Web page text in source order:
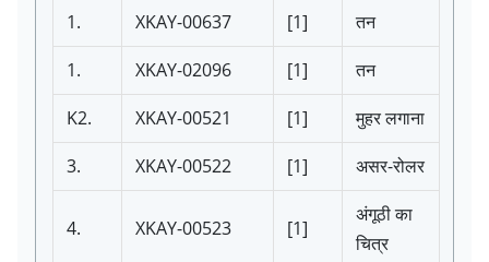
1.
XKAY-00637 [1]
तन
1.
XKAY-02096 [1]
तन
K2.
XKAY-00521 [1]
मुहर लगाना
3.
XKAY-00522 [1] असर-रोलर
4. XKAY-00523 [1]
अंगूठी का
चित्र